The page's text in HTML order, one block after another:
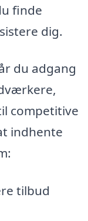
finde
dig.
du adgang
competitive
indhente
tilbud